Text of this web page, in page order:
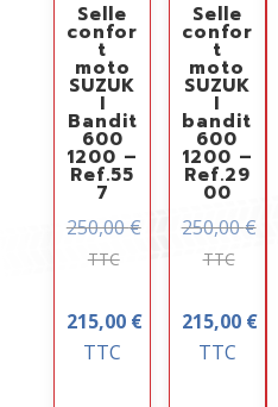
Selle
confor
t
moto
SUZUK
I
Bandit
600
1200 –
Ref.55
7
250,00€
TTC
215,00 €
TTC
Selle
confor
t
moto
SUZUK
I
bandit
600
1200 –
Ref.29
00
250,00€
TTC
215,00 €
TTC